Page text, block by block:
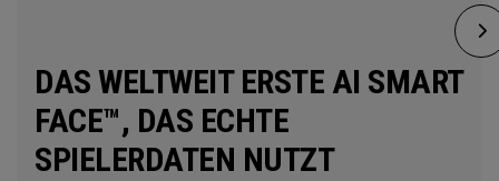
DAS WELTWEIT ERSTE AI SMART
FACE™, DAS ECHTE
SPIELERDATEN NUTZT